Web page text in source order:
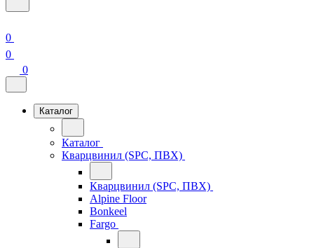
0
0
0
Каталог
Каталог
Кварцвинил (SPC, ПВХ)
Кварцвинил (SPC, ПВХ)
Alpine Floor
Bonkeel
Fargo